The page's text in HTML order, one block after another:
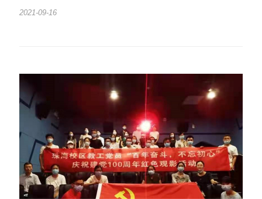
2021-09-16